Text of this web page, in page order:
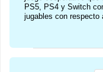
PS5, PS4 y Switch
jugables con respecto